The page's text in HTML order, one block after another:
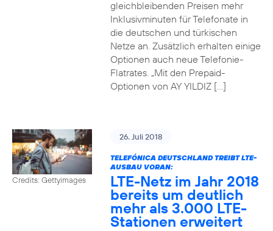
gleichbleibenden Preisen mehr
Inklusivminuten für Telefonate in
die deutschen und türkischen
Netze an. Zusätzlich erhalten einige
Optionen auch neue Telefonie-
Flatrates. „Mit den Prepaid-
Optionen von AY YILDIZ […]
Credits: Gettyimages
26. Juli 2018
TELEFÓNICA DEUTSCHLAND TREIBT LTE-
AUSBAU VORAN:
LTE-Netz im Jahr 2018
bereits um deutlich
mehr als 3.000 LTE-
Stationen erweitert